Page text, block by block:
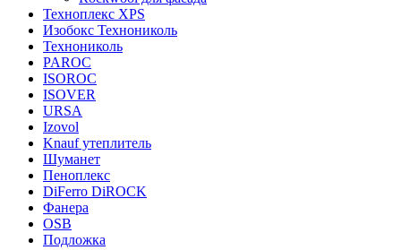
Техноплекс XPS
Изобокс Технониколь
Технониколь
PAROC
ISOROC
ISOVER
URSA
Izovol
Knauf утеплитель
Шуманет
Пеноплекс
DiFerro DiROCK
Фанера
OSB
Подложка